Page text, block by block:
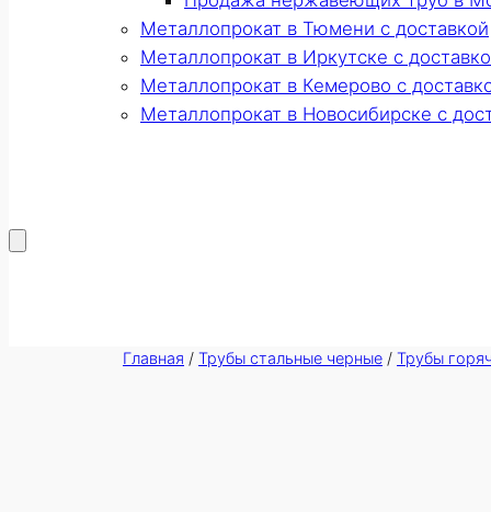
Металлопрокат в Тюмени с доставкой
Металлопрокат в Иркутске с
Металлопрокат в Кемерово с
Металлопрокат в Новосибирске с
Главная / Трубы стальные черные / Трубы